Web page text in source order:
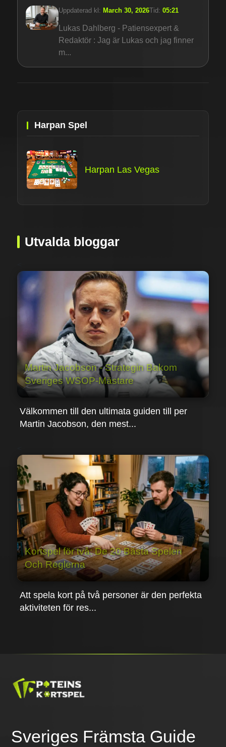
Uppdaterad kl: March 30, 2026Tid:05:21
Lukas Dahlberg - Patiensexpert &
Redaktör : Jag är Lukas och jag finner
m...
Harpan Spel
Harpan Las Vegas
Utvalda bloggar
Martin Jacobson - Strategin Bakom
Sveriges WSOP-Mästare
Välkommen till den ultimata guiden till per
Martin Jacobson, den mest...
Kortspel för två: De 20 Bästa Spelen
Och Reglerna
Att spela kort på två personer är den perfekta
aktiviteten för res...
Sveriges Främsta Guide